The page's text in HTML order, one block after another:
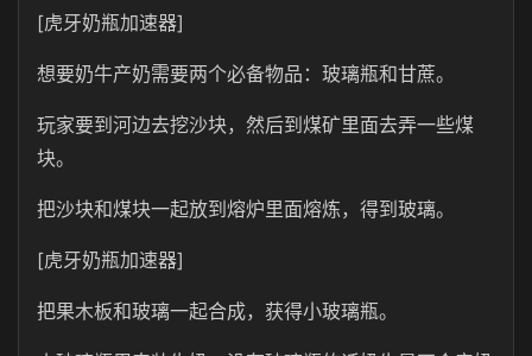
[虎牙奶瓶加速器]
想要奶牛产奶需要两个必备物品：玻璃瓶和甘蔗。
玩家要到河边去挖沙块，然后到煤矿里面去弄一些煤
块。
把沙块和煤块一起放到熔炉里面熔炼，得到玻璃。
[虎牙奶瓶加速器]
把果木板和玻璃一起合成，获得小玻璃瓶。